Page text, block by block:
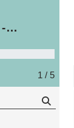
1 / 5